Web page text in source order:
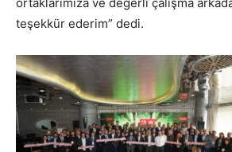
teşekkür ederim” dedi.